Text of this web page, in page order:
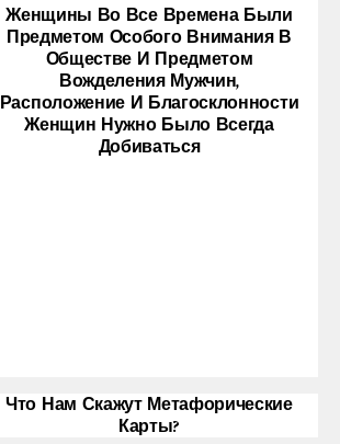
Женщины Во Все Времена Были
Предметом Особого Внимания В
Обществе И Предметом
Вожделения Мужчин,
Расположение И Благосклонности
Женщин Нужно Было Всегда
Добиваться
Что Нам Скажут Метафорические
Карты?